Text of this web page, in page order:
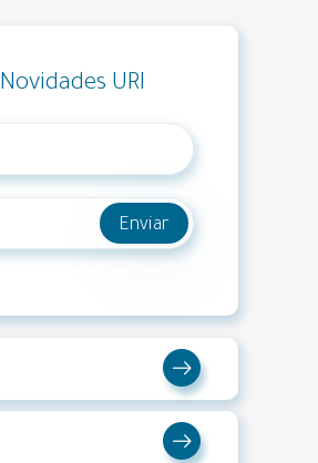
Novidades URI
Enviar